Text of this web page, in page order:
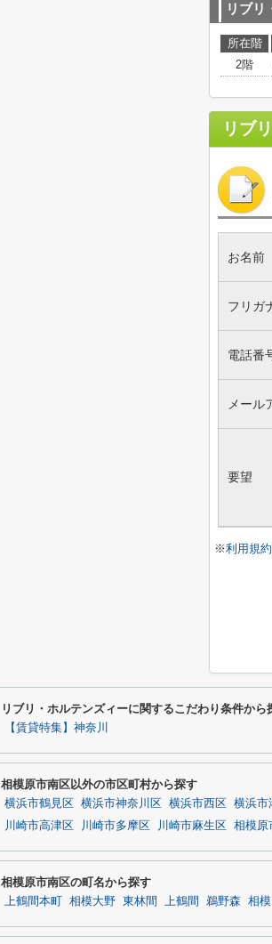
リブリ
所在階
2階
リブ
お名前
フリガ
電話番
メール
要望
※利用規約
リブリ・ホルテンズィーに関するこだわり条件から
【賃貸特集】神奈川
相模原市南区以外の市区町村から探す
横浜市鶴見区 横浜市神奈川区 横浜市西区 横浜市
川崎市高津区
川崎市多摩区 川崎市麻生区 相模原
相模原市南区の町名から探す
上鶴間本町 相模大野 東林間 上鶴間 鵜野森 相